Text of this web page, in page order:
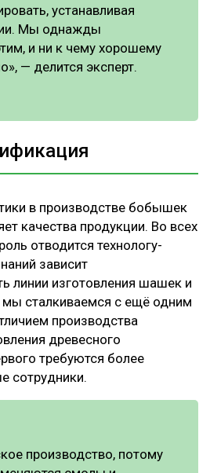
устанавливая
Мы однажды
и ни к чему хорошему
— делится эксперт.
в производстве бобышек
качества продукции. Во всех
отводится технологу-
зависит
линии изготовления шашек и
мы сталкиваемся с ещё одним
производства
древесного
требуются более
сотрудники.
производство, потому